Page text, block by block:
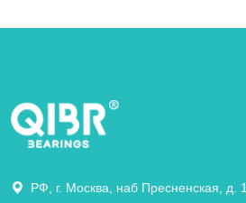
РФ, г. Москва, наб Пресненская,